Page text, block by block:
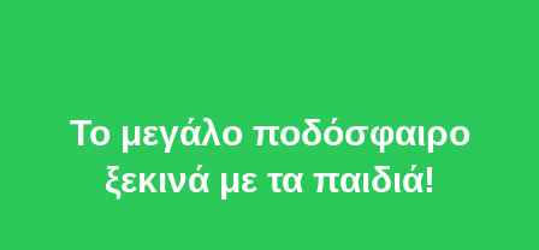
Το μεγάλο ποδόσφαιρο
ξεκινά με τα παιδιά!